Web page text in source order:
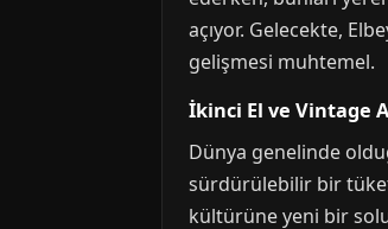
açıyor. Gelecekte,
gelişmesi muhtemel.
İkinci El ve Vintage
Dünya genelinde
sürdürülebilir bir
kültürüne yeni bir